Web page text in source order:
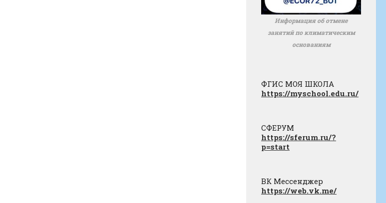
Информация об отмене
занятий по климатическим
основаниям
ФГИС МОЯ ШКОЛА
https://myschool.edu.ru/
СФЕРУМ
https://sferum.ru/?
p=start
ВК Мессенджер
https://web.vk.me/